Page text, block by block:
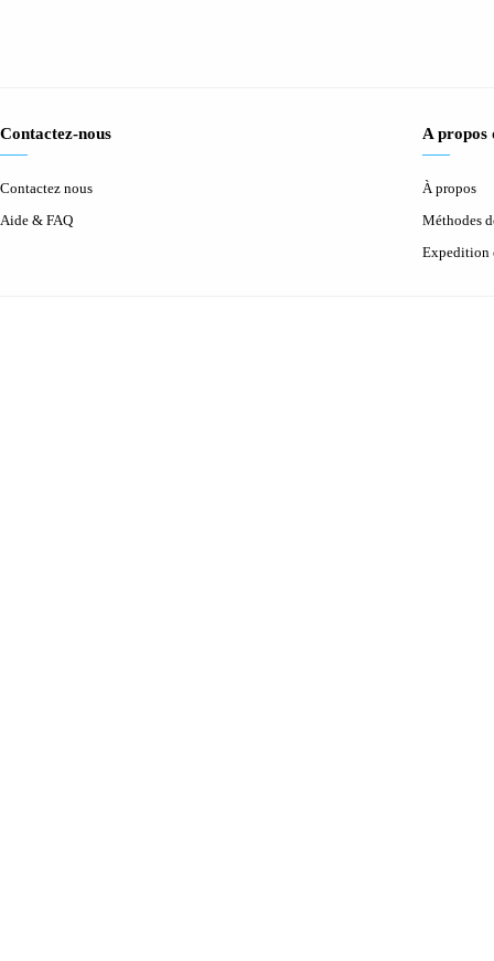
Contactez-nous
Contactez nous
Aide & FAQ
A propos
À propos
Méthodes
Expedition